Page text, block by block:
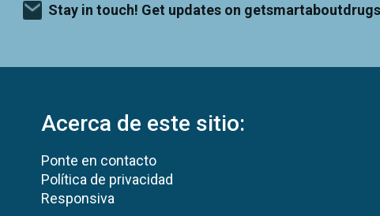
Stay in touch! Get updates on
Acerca de este sitio:
Ponte en contacto
Política de privacidad
Responsiva